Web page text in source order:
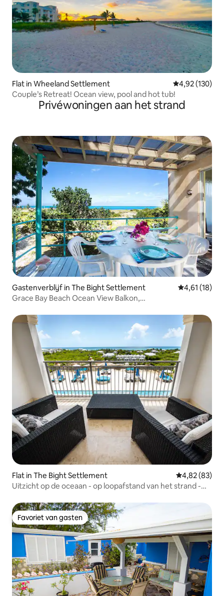
Flat in Wheeland Settlement Gemiddelde
4,92 (130)
Couple’s Retreat! Ocean view, pool and hot tub!
Privéwoningen aan het strand
Gastenverblijf in The Bight Settlement Gemiddelde
4,61 (18)
Grace Bay Beach Ocean View Balkon,
Flat in The Bight Settlement Gemiddelde
4,82 (83)
Uitzicht op de oceaan - op loopafstand van het strand -
Favoriet van gasten
Favoriet van gasten